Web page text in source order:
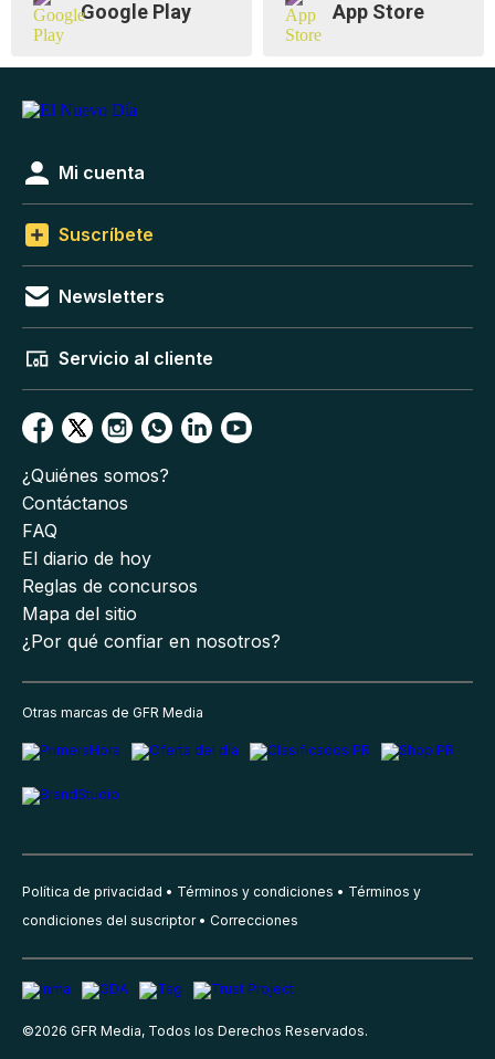
Google Play App Store
Mi cuenta
Suscríbete
Newsletters
Servicio al cliente
¿Quiénes somos?
Contáctanos
FAQ
El diario de hoy
Reglas de concursos
Mapa del sitio
¿Por qué confiar en nosotros?
Otras marcas de GFR Media
Política de privacidad Términos y condiciones
Términos y
condiciones del suscriptor
Correcciones
©2026 GFR Media, Todos los Derechos Reservados.